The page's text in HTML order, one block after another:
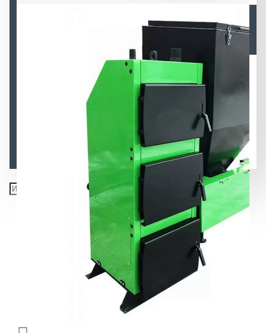
Автоматический Топочный Блок ВСКЗ-ТБ (Сушка
Автоматизация промышленных котлов (Поршневая
подача топлива)
Автоматизация полуавтоматических котлов
(Горелка, шнек, бункер, автоматика...)